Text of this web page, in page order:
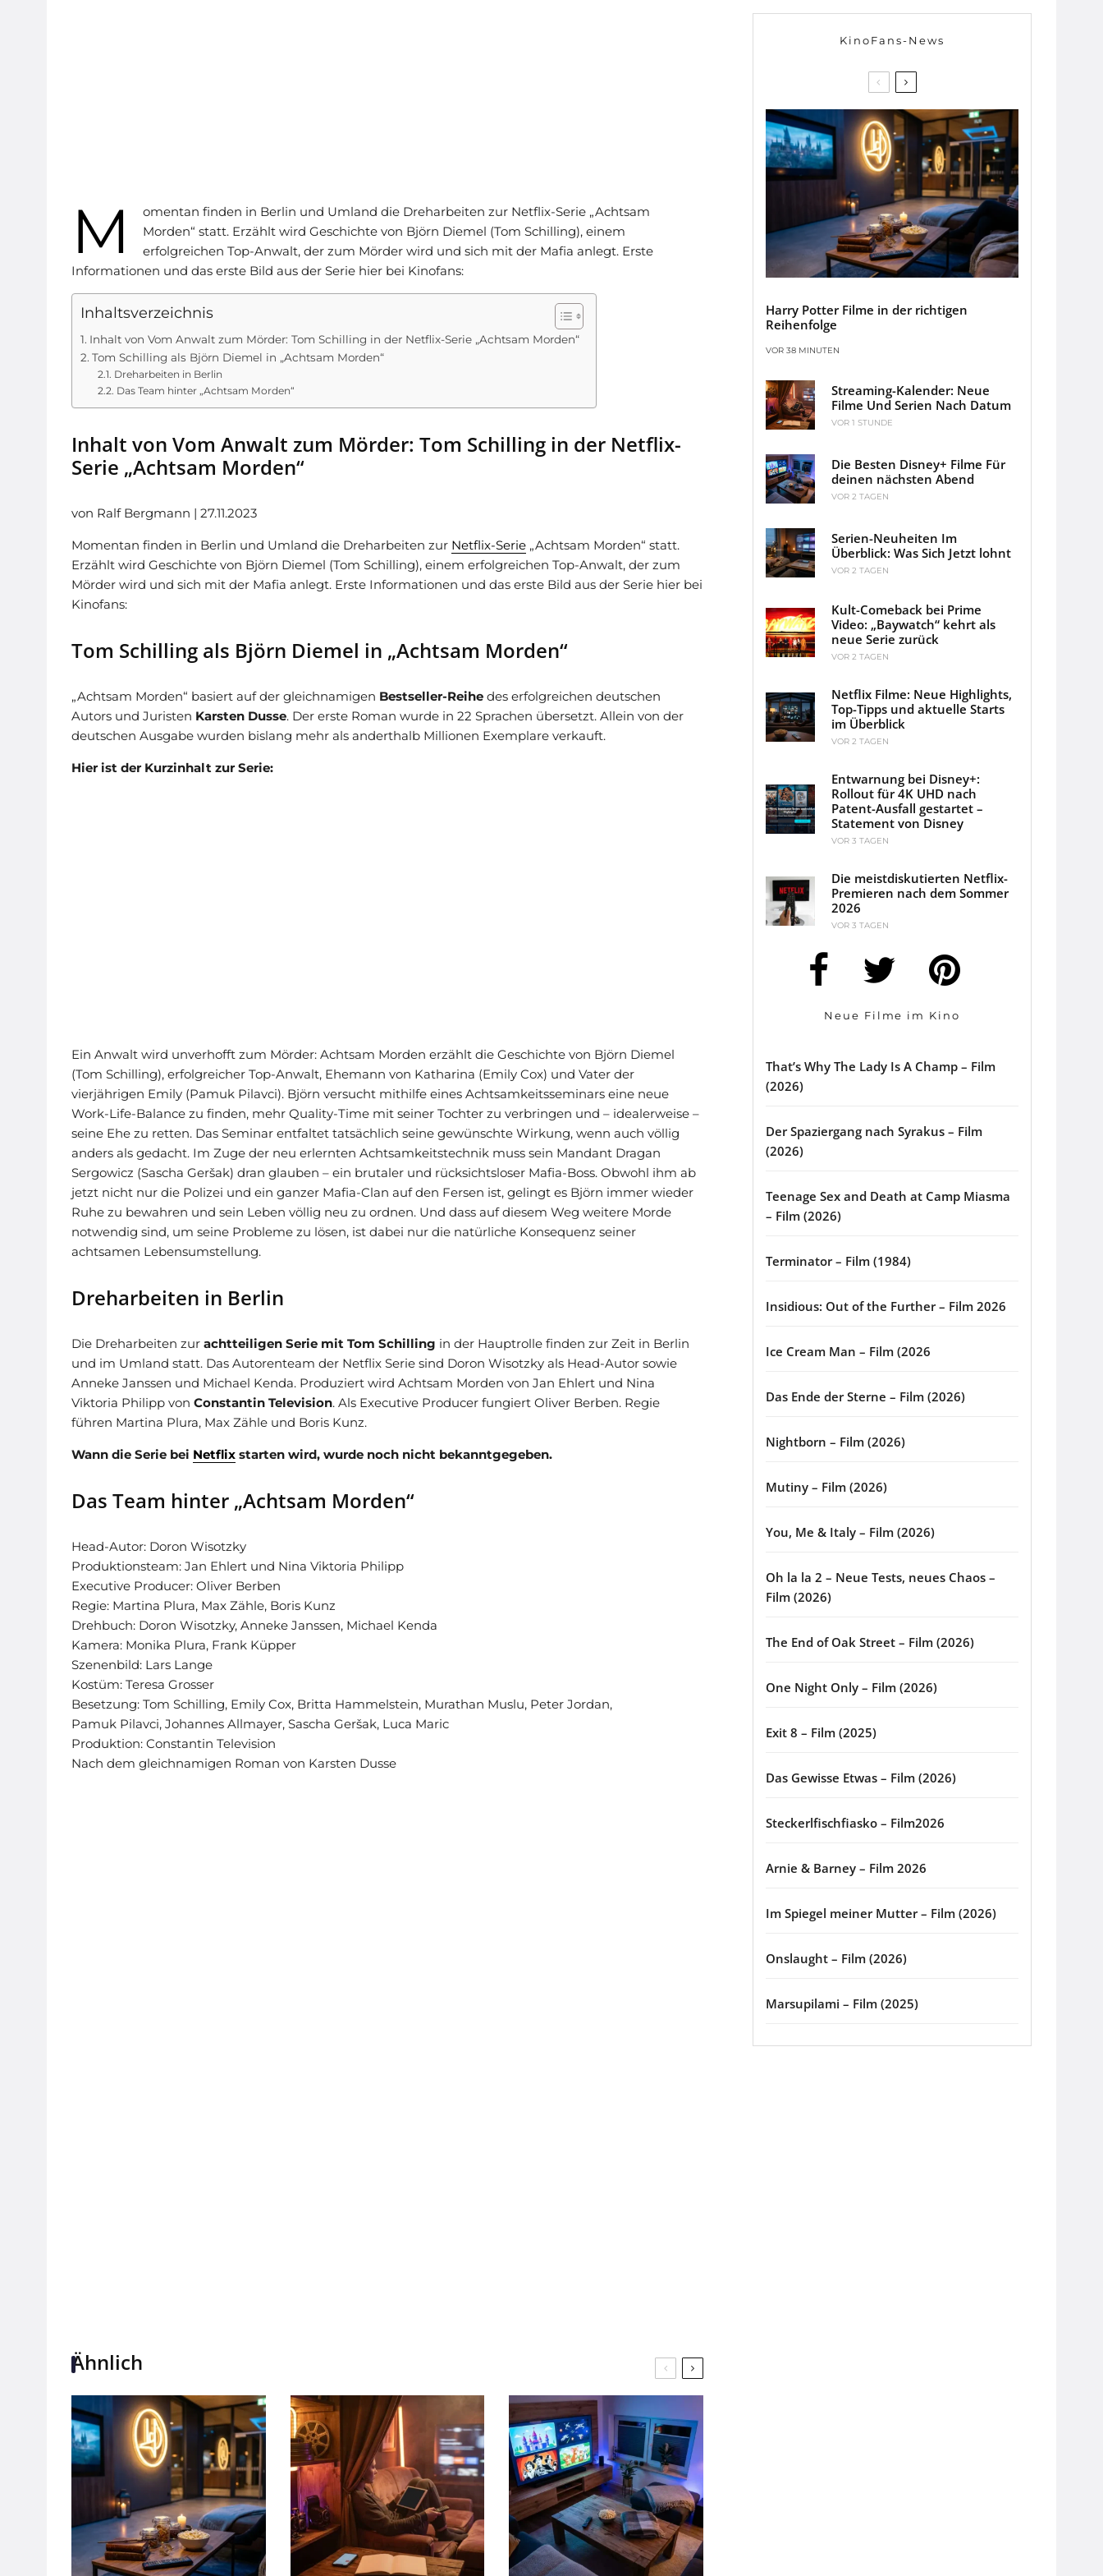
M
omentan finden in Berlin und Umland die Dreharbeiten zur Netflix-Serie „Achtsam
Morden“ statt. Erzählt wird Geschichte von Björn Diemel (Tom Schilling), einem
erfolgreichen Top-Anwalt, der zum Mörder wird und sich mit der Mafia anlegt. Erste
Informationen und das erste Bild aus der Serie hier bei Kinofans:
Inhaltsverzeichnis
Inhalt von Vom Anwalt zum Mörder: Tom Schilling in der Netflix-Serie „Achtsam Morden“
Tom Schilling als Björn Diemel in „Achtsam Morden“
Dreharbeiten in Berlin
Das Team hinter „Achtsam Morden“
Inhalt von Vom Anwalt zum Mörder: Tom Schilling in der Netflix-
Serie „Achtsam Morden“
von Ralf Bergmann | 27.11.2023
Momentan finden in Berlin und Umland die Dreharbeiten zur Netflix-Serie „Achtsam Morden“ statt.
Erzählt wird Geschichte von Björn Diemel (Tom Schilling), einem erfolgreichen Top-Anwalt, der zum
Mörder wird und sich mit der Mafia anlegt. Erste Informationen und das erste Bild aus der Serie hier bei
Kinofans:
Tom Schilling als Björn Diemel in „Achtsam Morden“
„Achtsam Morden“ basiert auf der gleichnamigen Bestseller-Reihe des erfolgreichen deutschen
Autors und Juristen Karsten Dusse. Der erste Roman wurde in 22 Sprachen übersetzt. Allein von der
deutschen Ausgabe wurden bislang mehr als anderthalb Millionen Exemplare verkauft.
Hier ist der Kurzinhalt zur Serie:
Ein Anwalt wird unverhofft zum Mörder: Achtsam Morden erzählt die Geschichte von Björn Diemel
(Tom Schilling), erfolgreicher Top-Anwalt, Ehemann von Katharina (Emily Cox) und Vater der
vierjährigen Emily (Pamuk Pilavci). Björn versucht mithilfe eines Achtsamkeitsseminars eine neue
Work-Life-Balance zu finden, mehr Quality-Time mit seiner Tochter zu verbringen und – idealerweise –
seine Ehe zu retten. Das Seminar entfaltet tatsächlich seine gewünschte Wirkung, wenn auch völlig
anders als gedacht. Im Zuge der neu erlernten Achtsamkeitstechnik muss sein Mandant Dragan
Sergowicz (Sascha Geršak) dran glauben – ein brutaler und rücksichtsloser Mafia-Boss. Obwohl ihm ab
jetzt nicht nur die Polizei und ein ganzer Mafia-Clan auf den Fersen ist, gelingt es Björn immer wieder
Ruhe zu bewahren und sein Leben völlig neu zu ordnen. Und dass auf diesem Weg weitere Morde
notwendig sind, um seine Probleme zu lösen, ist dabei nur die natürliche Konsequenz seiner
achtsamen Lebensumstellung.
Dreharbeiten in Berlin
Die Dreharbeiten zur achtteiligen Serie mit Tom Schilling in der Hauptrolle finden zur Zeit in Berlin
und im Umland statt. Das Autorenteam der Netflix Serie sind Doron Wisotzky als Head-Autor sowie
Anneke Janssen und Michael Kenda. Produziert wird Achtsam Morden von Jan Ehlert und Nina
Viktoria Philipp von Constantin Television. Als Executive Producer fungiert Oliver Berben. Regie
führen Martina Plura, Max Zähle und Boris Kunz.
Wann die Serie bei Netflix starten wird, wurde noch nicht bekanntgegeben.
Das Team hinter „Achtsam Morden“
Head-Autor: Doron Wisotzky
Produktionsteam: Jan Ehlert und Nina Viktoria Philipp
Executive Producer: Oliver Berben
Regie: Martina Plura, Max Zähle, Boris Kunz
Drehbuch: Doron Wisotzky, Anneke Janssen, Michael Kenda
Kamera: Monika Plura, Frank Küpper
Szenenbild: Lars Lange
Kostüm: Teresa Grosser
Besetzung: Tom Schilling, Emily Cox, Britta Hammelstein, Murathan Muslu, Peter Jordan,
Pamuk Pilavci, Johannes Allmayer, Sascha Geršak, Luca Maric
Produktion: Constantin Television
Nach dem gleichnamigen Roman von Karsten Dusse
Ähnlich
KinoFans-News
Harry Potter Filme in der richtigen
Reihenfolge
VOR 38 MINUTEN
Streaming-Kalender: Neue
Filme Und Serien Nach Datum
VOR 1 STUNDE
Die Besten Disney+ Filme Für
deinen nächsten Abend
VOR 2 TAGEN
Serien-Neuheiten Im
Überblick: Was Sich Jetzt lohnt
VOR 2 TAGEN
Kult-Comeback bei Prime
Video: „Baywatch“ kehrt als
neue Serie zurück
VOR 2 TAGEN
Netflix Filme: Neue Highlights,
Top-Tipps und aktuelle Starts
im Überblick
VOR 2 TAGEN
Entwarnung bei Disney+:
Rollout für 4K UHD nach
Patent-Ausfall gestartet –
Statement von Disney
VOR 3 TAGEN
Die meistdiskutierten Netflix-
Premieren nach dem Sommer
2026
VOR 3 TAGEN
Neue Filme im Kino
That’s Why The Lady Is A Champ – Film
(2026)
Der Spaziergang nach Syrakus – Film
(2026)
Teenage Sex and Death at Camp Miasma
– Film (2026)
Terminator – Film (1984)
Insidious: Out of the Further – Film 2026
Ice Cream Man – Film (2026
Das Ende der Sterne – Film (2026)
Nightborn – Film (2026)
Mutiny – Film (2026)
You, Me & Italy – Film (2026)
Oh la la 2 – Neue Tests, neues Chaos –
Film (2026)
The End of Oak Street – Film (2026)
One Night Only – Film (2026)
Exit 8 – Film (2025)
Das Gewisse Etwas – Film (2026)
Steckerlfischfiasko – Film2026
Arnie & Barney – Film 2026
Im Spiegel meiner Mutter – Film (2026)
Onslaught – Film (2026)
Marsupilami – Film (2025)